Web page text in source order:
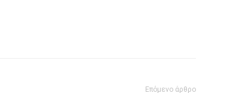
Επόμενο άρθρο